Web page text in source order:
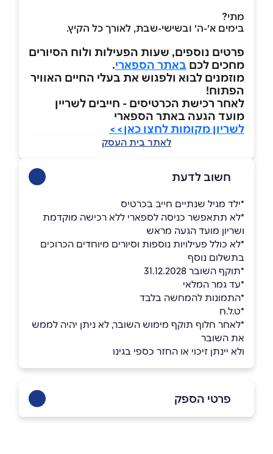
מתי?
בימים א׳-ה׳ ובשישי-שבת, לאורך כל הקיץ.
פרטים נוספים, שעות הפעילות ולוח הסיורים
מחכים לכם באתר הספארי.
מוזמנים לבוא ולפגוש את בעלי החיים האוויר
הפתוח!
לאחר רכישת הכרטיסים - חייבים לשריין
מועד הגעה באתר הספארי
לשריון מקומות לחצו כאן>>
לאתר בית העסק
חשוב לדעת
*ילד מגיל שנתיים חייב בכרטיס
*לא תתאפשר כניסה לספארי ללא רכישה מוקדמת
ושריון מועד הגעה מראש
*לא כולל פעילויות נוספות וסיורים מיוחדים הכרוכים
בתשלום נוסף
*תוקף השובר 31.12.2028
*עד גמר המלאי
*התמונות להמחשה בלבד
*ט.ל.ח
*לאחר חלוף תוקף מימוש השובר, לא ניתן יהיה לממש
את השובר
ולא יינתן זיכוי או החזר כספי בגינו
פרטי הספק